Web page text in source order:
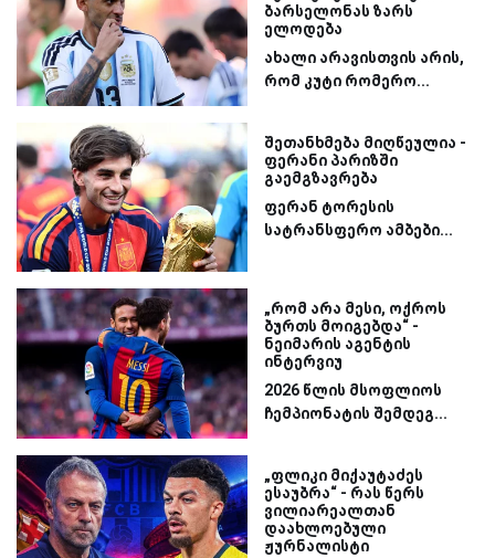
ბარსელონას ზარს
ელოდება
ახალი არავისთვის არის,
რომ კუტი რომერო...
შეთანხმება მიღწეულია -
ფერანი პარიზში
გაემგზავრება
ფერან ტორესის
სატრანსფერო ამბები...
„რომ არა მესი, ოქროს
ბურთს მოიგებდა“ -
ნეიმარის აგენტის
ინტერვიუ
2026 წლის მსოფლიოს
ჩემპიონატის შემდეგ...
„ფლიკი მიქაუტაძეს
ესაუბრა“ - რას წერს
ვილიარეალთან
დაახლოებული
ჟურნალისტი